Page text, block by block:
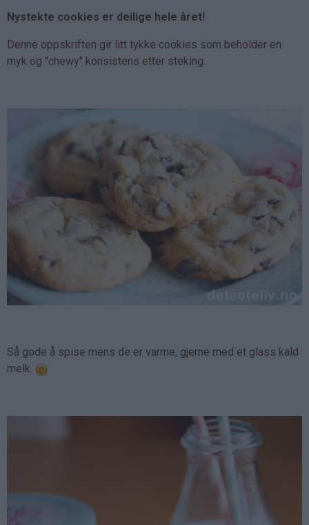
Nystekte cookies er deilige hele året!
Denne oppskriften gir litt tykke cookies som beholder en
myk og "chewy" konsistens etter steking.
Så gode å spise mens de er varme, gjerne med et glass kald
melk.